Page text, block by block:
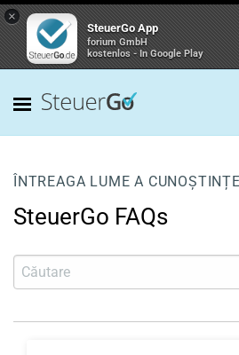
×
SteuerGo App
forium GmbH
kostenlos - In Google Play
ÎNTREAGA LUME A
SteuerGo FAQs